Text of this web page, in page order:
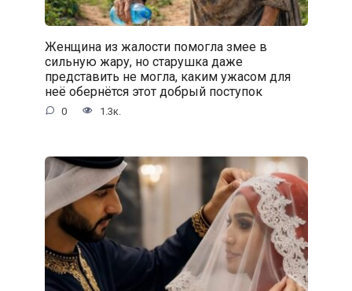
Женщина из жалости помогла змее в
сильную жару, но старушка даже
представить не могла, каким ужасом для
неё обернётся этот добрый поступок
0 1.3к.